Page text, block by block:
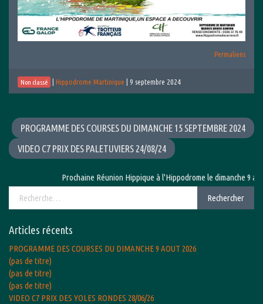
Permaliens
Non classé | Hippodrome Martinique | 9 septembre 2024
PROGRAMME DES COURSES DU DIMANCHE 15 SEPTEMBRE 2024
VIDEO C7 PRIX DES PALETUVIERS 24/08/24
Prochaine Réunion Hippique à l'Hippodrome le dimanche 9
Rechercher
Articles récents
PROGRAMME DES COURSES DU DIMANCHE 9 AOUT 2026
(pas de titre)
(pas de titre)
(pas de titre)
VIDEO C7 PRIX DES YOLES RONDES 28/06/26